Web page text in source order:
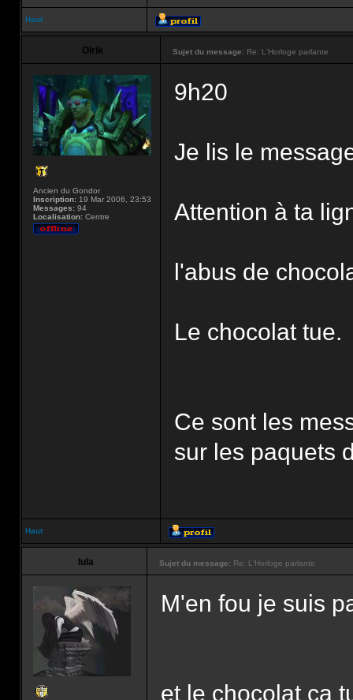
Haut
Olrik Sujet du message: Re: L'Horloge parlante
Ancien du Gondor
Inscription: 19 Mar 2006, 23:53
Messages: 94
Localisation: Centre
9h20
Je lis le
Attention à ta
l'abus de
Le chocolat tue.
Ce sont les
sur les paquets
Haut
lula Sujet du message: Re: L'Horloge parlante
M'en fou je suis
et le chocolat ça